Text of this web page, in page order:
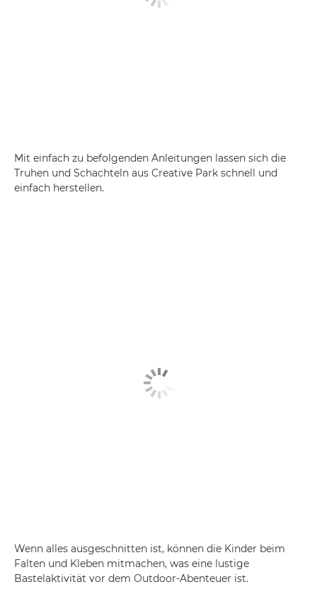
Mit einfach zu befolgenden Anleitungen lassen sich die
Truhen und Schachteln aus Creative Park schnell und
einfach herstellen.
Wenn alles ausgeschnitten ist, können die Kinder beim
Falten und Kleben mitmachen, was eine lustige
Bastelaktivität vor dem Outdoor-Abenteuer ist.